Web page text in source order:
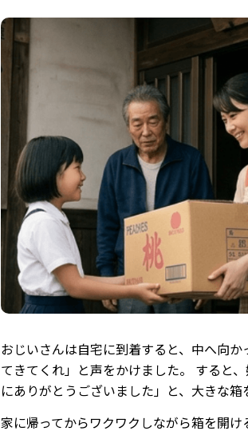
おじいさんは自宅に到着すると、中へ向
てきてくれ」と声をかけました。 すると
にありがとうございました」と、大きな箱
家に帰ってからワクワクしながら箱を開